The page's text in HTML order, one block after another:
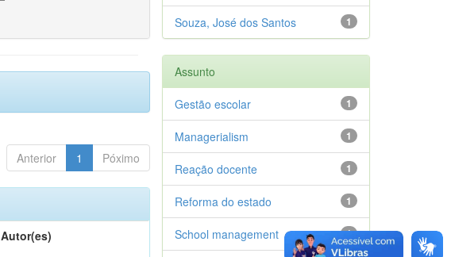
Anterior 1 Póximo
Autor(es)
1
Souza, José dos Santos
Assunto
1
Gestão escolar
1
Managerialism
1
Reação docente
1
Reforma do estado
1
School management